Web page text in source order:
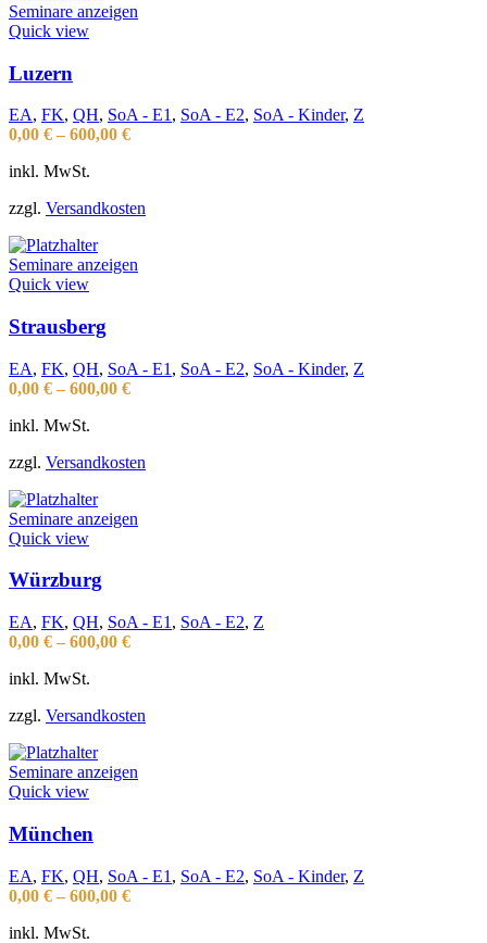
Seminare anzeigen
Quick view
Luzern
EA, FK, QH, SoA - E1 , SoA - E2, SoA - Kinder, Z
0,00 € – 600,00 €
inkl. MwSt.
zzgl. Versandkosten
Seminare anzeigen
Quick view
Strausberg
EA, FK, QH, SoA - E1 , SoA - E2, SoA - Kinder, Z
0,00 € – 600,00 €
inkl. MwSt.
zzgl. Versandkosten
Seminare anzeigen
Quick view
Würzburg
EA, FK, QH, SoA - E1 , SoA - E2, Z
0,00 € – 600,00 €
inkl. MwSt.
zzgl. Versandkosten
Seminare anzeigen
Quick view
München
EA, FK, QH, SoA - E1 , SoA - E2, SoA - Kinder, Z
0,00 € – 600,00 €
inkl. MwSt.